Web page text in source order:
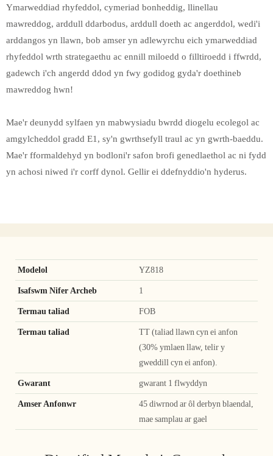
Ymarweddiad rhyfeddol, cymeriad bonheddig, llinellau
mawreddog, arddull ddarbodus, arddull doeth ac angerddol, wedi'i
arddangos yn llawn, bob amser yn adlewyrchu eich ymarweddiad
rhyfeddol wrth strategaethu ac ennill miloedd o filltiroedd i ffwrdd,
gadewch i'ch angerdd ddod yn fwy godidog gyda'r doethineb
mawreddog hwn!
Mae'r deunydd sylfaen yn mabwysiadu bwrdd diogelu ecolegol ac
amgylcheddol gradd E1, sy'n gwrthsefyll traul ac yn gwrth-baeddu.
Mae'r fformaldehyd yn bodloni'r safon brofi genedlaethol ac ni fydd
yn achosi niwed i'r corff dynol. Gellir ei ddefnyddio'n hyderus.
Modelol YZ818
Isafswm Nifer Archeb 1
Termau taliad FOB
Termau taliad
TT (taliad llawn cyn ei anfon
(30% ymlaen llaw, telir y
gweddill cyn ei anfon).
Gwarant gwarant 1 flwyddyn
Amser Anfonwr
45 diwrnod ar ôl derbyn blaendal,
mae samplau ar gael